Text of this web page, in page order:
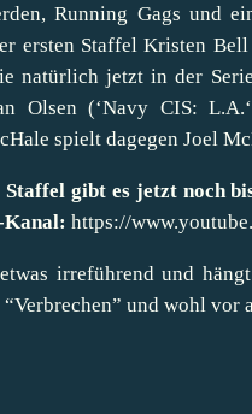
Running Gags und
ersten Staffel Kristen
natürlich jetzt in der
Olsen (‘Navy CIS:
spielt dagegen Joel
Staffel gibt es jetzt noch
Kanal: https://
irreführend und
und wohl vor